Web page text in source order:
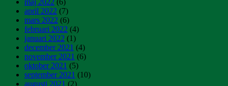
maj 2022 (6)
april 2022 (7)
mars 2022 (6)
februari 2022 (4)
januari 2022 (1)
december 2021 (4)
november 2021 (6)
oktober 2021 (5)
september 2021 (10)
augusti 2021 (2)